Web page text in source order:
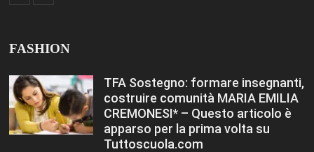
FASHION
TFA Sostegno: formare insegnanti,
costruire comunità MARIA EMILIA
CREMONESI* – Questo articolo è
apparso per la prima volta su
Tuttoscuola.com